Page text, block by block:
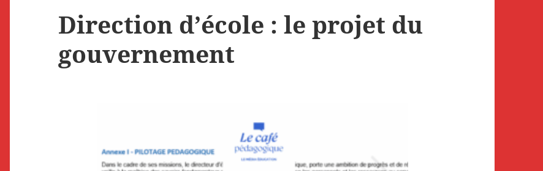
Direction d’école : le projet du
gouvernement